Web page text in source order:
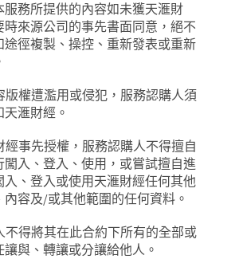
服務所提供的內容如未獲天滙財
時來源公司的事先書面同意，絕不
途徑複製、操控、重新發表或重新
版權遭濫用或侵犯，服務認購人須
滙財經。
經事先授權，服務認購人不得擅自
闖入、登入、使用，或嘗試擅自進
入、登入或使用天滙財經任何其他
內容及/或其他範圍的任何資料。
不得將其在此合約下所有的全部或
與、轉讓或分讓給他人。